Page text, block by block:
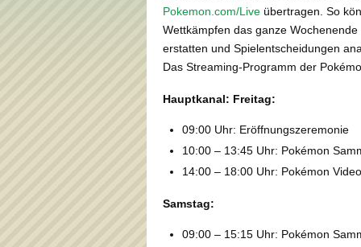
Pokemon.com/Live übertragen. So
Wettkämpfen das ganze
erstatten und Spielentscheidungen
Das Streaming-Programm der
Hauptkanal: Freitag:
09:00 Uhr: Eröffnungszeremonie
10:00 – 13:45 Uhr: Pokémon
14:00 – 18:00 Uhr: Pokémon
Samstag:
09:00 – 15:15 Uhr: Pokémon